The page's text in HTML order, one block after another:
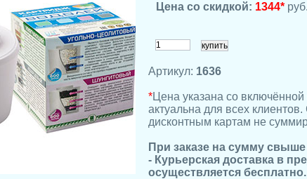
Цена со скидкой: 1344* руб.
Артикул: 1636
*Цена указана со включённой
актуальна для всех
дисконтным картам не
При заказе на сумму
- Курьерская доставка в
осуществляется бесплатно.